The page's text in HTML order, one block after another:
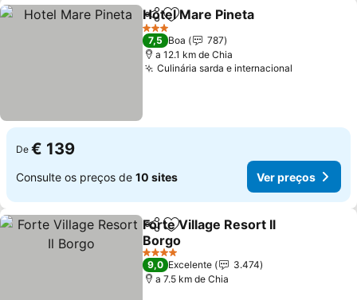
PartilharAdicionar aos favoritos
Hotel Mare Pineta
3 Estrelas
7,5 Boa
787
a 12.1 km de Chia
Culinária sarda e internacional
De € 139
Consulte os preços de 10 sites Ver preços
PartilharAdicionar aos favoritos
Forte Village Resort Il
Borgo
4 Estrelas
9,0 Excelente
3.474
a 7.5 km de Chia